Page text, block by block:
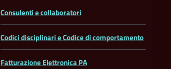
Consulenti e collaboratori
Codici disciplinari e Codice di comportamento
Fatturazione Elettronica PA